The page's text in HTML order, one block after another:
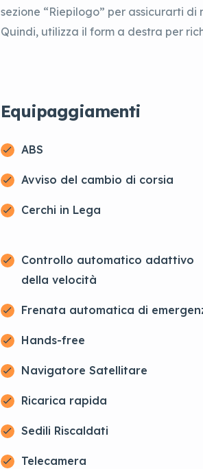
sezione “Riepilogo” per assicurarti
Quindi, utilizza il form a destra per
Equipaggiamenti
ABS
Avviso del cambio di corsia
Cerchi in Lega
Controllo automatico adattivo
della velocità
Frenata automatica di
Hands-free
Navigatore Satellitare
Ricarica rapida
Sedili Riscaldati
Telecamera